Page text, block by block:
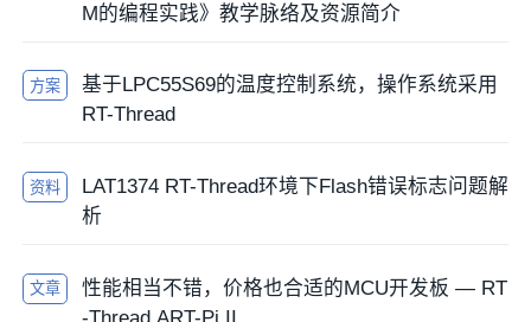
M的编程实践》教学脉络及资源简介
方案
基于LPC55S69的温度控制系统，操作系统采用
RT-Thread
资料
LAT1374 RT-Thread环境下Flash错误标志问题解
析
文章
性能相当不错，价格也合适的MCU开发板 — RT